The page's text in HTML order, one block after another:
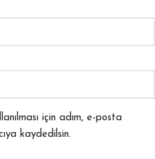
için adım, e-posta
kaydedilsin.